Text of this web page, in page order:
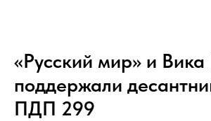
«Русский мир» и
поддержали
ПДП 299